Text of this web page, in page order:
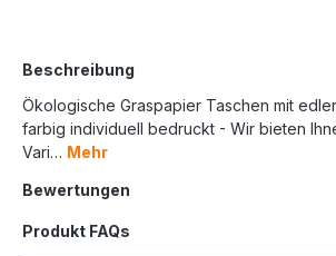
Beschreibung
Ökologische Graspapier Taschen mit
farbig individuell bedruckt - Wir bieten
Vari… Mehr
Bewertungen
Produkt FAQs